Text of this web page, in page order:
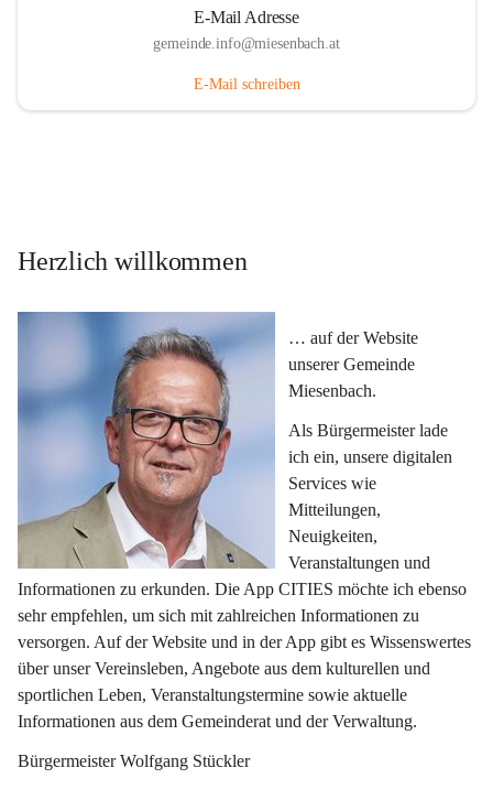
E-Mail Adresse
gemeinde.info@miesenbach.at
E-Mail schreiben
Herzlich willkommen
… auf der Website
unserer Gemeinde
Miesenbach.
Als Bürgermeister lade
ich ein, unsere digitalen
Services wie
Mitteilungen,
Neuigkeiten,
Veranstaltungen und
Informationen zu erkunden. Die App CITIES möchte ich ebenso
sehr empfehlen, um sich mit zahlreichen Informationen zu
versorgen. Auf der Website und in der App gibt es Wissenswertes
über unser Vereinsleben, Angebote aus dem kulturellen und
sportlichen Leben, Veranstaltungstermine sowie aktuelle
Informationen aus dem Gemeinderat und der Verwaltung.
Bürgermeister Wolfgang Stückler